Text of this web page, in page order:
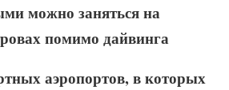
можно заняться на
помимо дайвинга
аэропортов, в которых